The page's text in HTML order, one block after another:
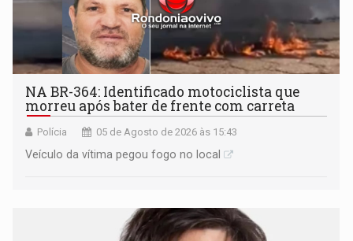
NA BR-364: Identificado motociclista que
morreu após bater de frente com carreta
Polícia 05 de Agosto de 2026 às 15:43
Veículo da vítima pegou fogo no local